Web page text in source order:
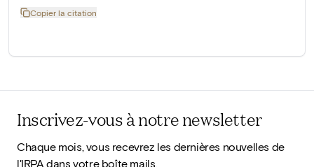
Copier la citation
Inscrivez-vous à notre newsletter
Chaque mois, vous recevrez les dernières nouvelles de
l'IRPA dans votre boîte mails.